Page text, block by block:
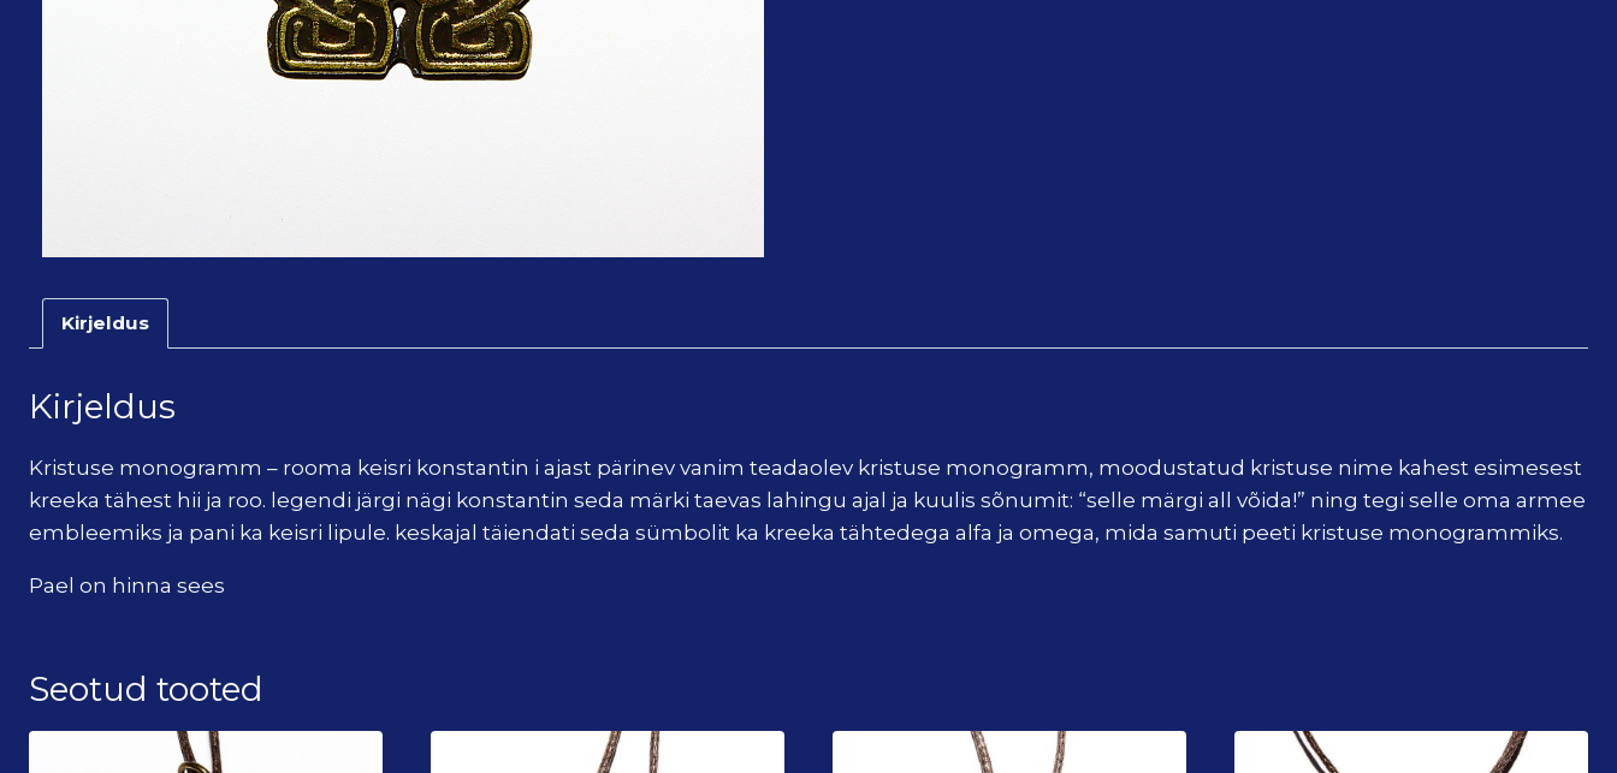
Kirjeldus
Kirjeldus
Kristuse monogramm – rooma keisri konstantin i ajast pärinev vanim teadaolev kristuse monogramm, moodustatud kristuse nime kahest esimesest
kreeka tähest hii ja roo. legendi järgi nägi konstantin seda märki taevas lahingu ajal ja kuulis sõnumit: “selle märgi all võida!” ning tegi selle oma armee
embleemiks ja pani ka keisri lipule. keskajal täiendati seda sümbolit ka kreeka tähtedega alfa ja omega, mida samuti peeti kristuse monogrammiks.
Pael on hinna sees
Seotud tooted